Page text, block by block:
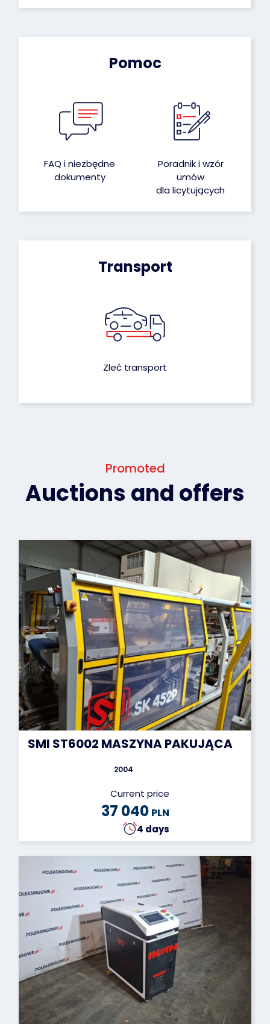
Pomoc
FAQ i niezbędne
dokumenty
Poradnik i wzór
umów
dla licytujących
Transport
Zleć transport
Promoted
Auctions and offers
SMI ST6002 MASZYNA PAKUJĄCA
2004
Current price
37 040 PLN
4 days